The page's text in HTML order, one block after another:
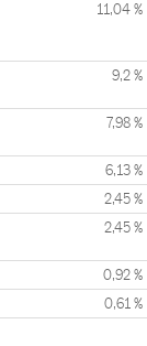
11,04 %
9,2 %
7,98 %
6,13 %
2,45 %
2,45 %
0,92 %
0,61 %